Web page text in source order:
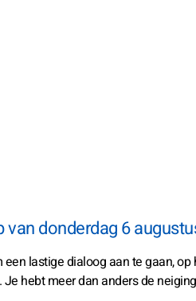
donderdag 6
lastige dialoog aan te gaan,
hebt meer dan anders de